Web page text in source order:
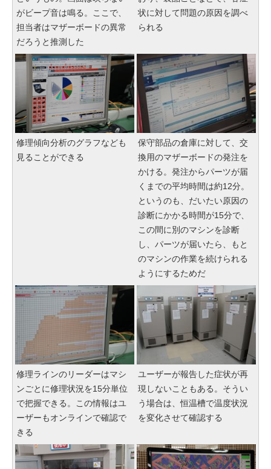
がビープ音は鳴る。ここで、
担当者はマザーボードの異常
だろうと推測した
状に対して問題の原因を調べ
られる
修理傾向分析のグラフなども
見ることができる
保守部品の倉庫に対して、交
換用のマザーボードの発注を
かける。発注からパーツが届
くまでの平均時間は約12分。
というのも、だいたい原因の
診断にかかる時間が15分で、
この間に別のマシンを診断
し、パーツが届いたら、もと
のマシンの作業を続けられる
ようにするためだ
修理ラインのリーダーはマシ
ンごとに修理状況を15分単位
で把握できる。この情報はユ
ーザーもオンラインで確認で
きる
ユーザーが報告した症状が再
現しないこともある。そうい
う場合は、恒温槽で温度状況
を変化させて確認する